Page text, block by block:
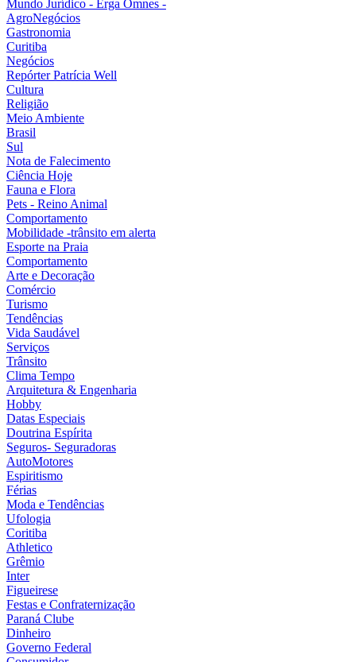
Mundo Jurídico - Erga Omnes -
AgroNegócios
Gastronomia
Curitiba
Negócios
Repórter Patrícia Well
Cultura
Religião
Meio Ambiente
Brasil
Sul
Nota de Falecimento
Ciência Hoje
Fauna e Flora
Pets - Reino Animal
Comportamento
Mobilidade -trânsito em alerta
Esporte na Praia
Comportamento
Arte e Decoração
Comércio
Turismo
Tendências
Vida Saudável
Serviços
Trânsito
Clima Tempo
Arquitetura & Engenharia
Hobby
Datas Especiais
Doutrina Espírita
Seguros- Seguradoras
AutoMotores
Espiritismo
Férias
Moda e Tendências
Ufologia
Coritiba
Athletico
Grêmio
Inter
Figueirese
Festas e Confraternização
Paraná Clube
Dinheiro
Governo Federal